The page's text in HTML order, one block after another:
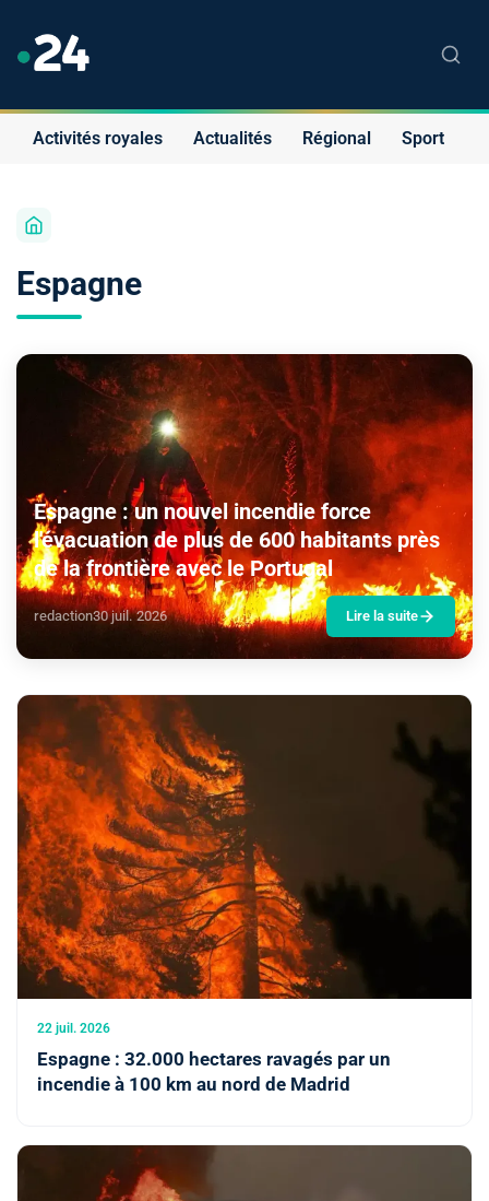
Activités royales Actualités Régional Sport
Espagne
Espagne : un nouvel incendie force
l'évacuation de plus de 600 habitants près
de la frontière avec le Portugal
redaction30 juil. 2026 Lire la suite
22 juil. 2026
Espagne : 32.000 hectares ravagés par un
incendie à 100 km au nord de Madrid